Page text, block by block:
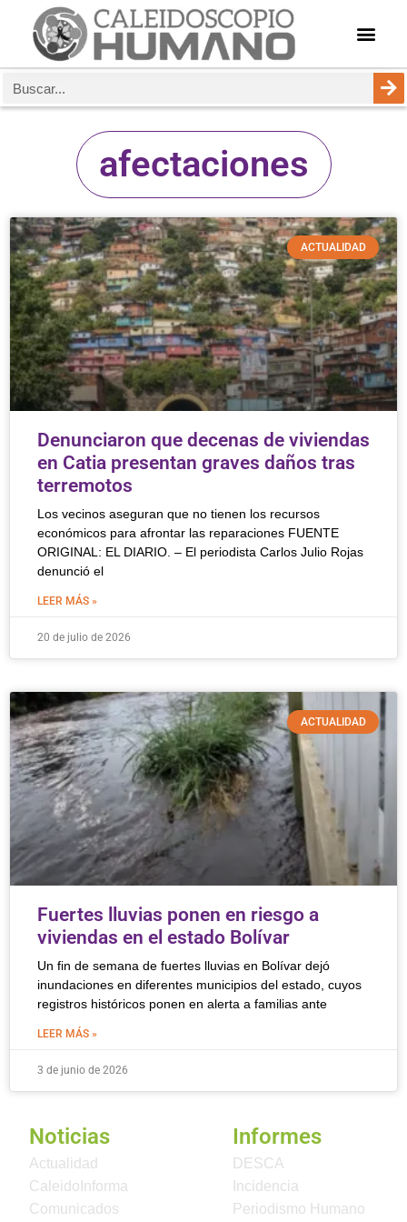
afectaciones
ACTUALIDAD
Denunciaron que decenas de viviendas
en Catia presentan graves daños tras
terremotos
Los vecinos aseguran que no tienen los recursos
económicos para afrontar las reparaciones FUENTE
ORIGINAL: EL DIARIO. – El periodista Carlos Julio Rojas
denunció el
LEER MÁS »
20 de julio de 2026
ACTUALIDAD
Fuertes lluvias ponen en riesgo a
viviendas en el estado Bolívar
Un fin de semana de fuertes lluvias en Bolívar dejó
inundaciones en diferentes municipios del estado, cuyos
registros históricos ponen en alerta a familias ante
LEER MÁS »
3 de junio de 2026
Noticias
Actualidad
CaleidoInforma
Comunicados
Informes
DESCA
Incidencia
Periodismo Humano